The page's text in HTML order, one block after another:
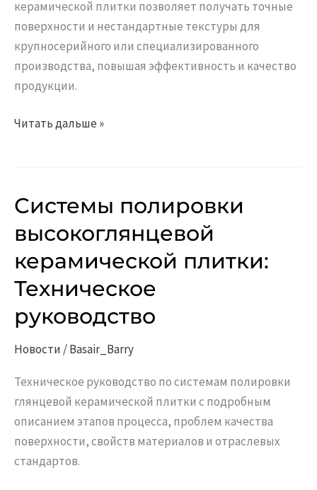
керамической плитки позволяет получать точные
поверхности и нестандартные текстуры для
крупносерийного или специализированного
производства, повышая эффективность и качество
продукции.
Читать дальше »
Системы полировки
высокоглянцевой
керамической плитки:
Техническое
руководство
Новости /Basair_Barry
Техническое руководство по системам полировки
глянцевой керамической плитки с подробным
описанием этапов процесса, проблем качества
поверхности, свойств материалов и отраслевых
стандартов.
Системы
высокоглянцевой
керамической
плитки:
Техническое
руководство